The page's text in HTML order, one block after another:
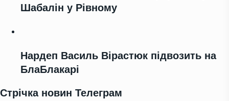
Шабалін у Рівному
Нардеп Василь Вірастюк підвозить на
БлаБлакарі
Стрічка новин Телеграм